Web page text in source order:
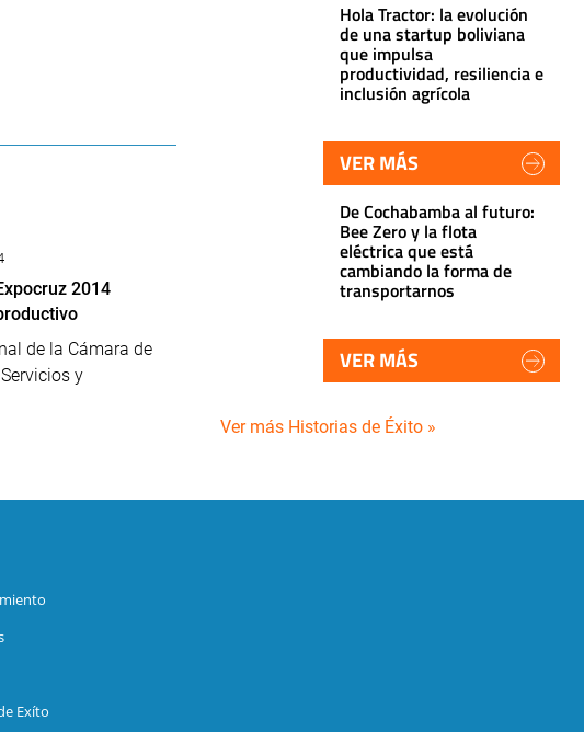
2014
de la Cámara de
y
Hola Tractor: la evolución
de una startup boliviana
que impulsa
productividad, resiliencia e
inclusión agrícola
VER MÁS
De Cochabamba al futuro:
Bee Zero y la flota
eléctrica que está
cambiando la forma de
transportarnos
VER MÁS
Ver más Historias de Éxito »
Exíto